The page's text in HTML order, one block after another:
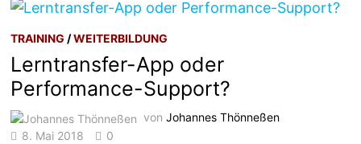
TRAINING /WEITERBILDUNG
Lerntransfer-App oder
Performance-Support?
vonJohannes Thönneßen
8. Mai 2018
0